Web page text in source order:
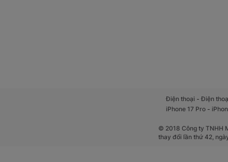
Điện thoại -Điện
iPhone 17 Pro -
© 2018 Công ty TNHH
thay đổi lần thứ 42,